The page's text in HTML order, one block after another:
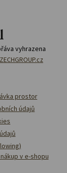
vyhrazena
prostor
údajů
v e-shopu